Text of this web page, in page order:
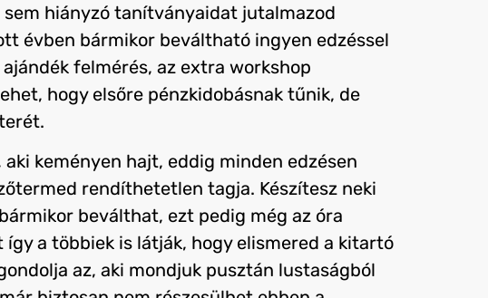
hiányzó tanítványaidat jutalmazod
évben bármikor beváltható ingyen edzéssel
felmérés, az extra workshop
hogy elsőre pénzkidobásnak tűnik, de
keményen hajt, eddig minden edzésen
rendíthetetlen tagja. Készítesz neki
beválthat, ezt pedig még az óra
a többiek is látják, hogy elismered a kitartó
az, aki mondjuk pusztán lustaságból